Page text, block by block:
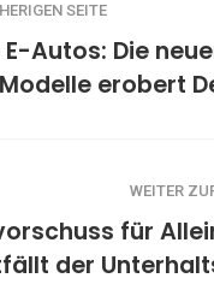
SEITE
Autos: Die
erobert
WEITER
für
der